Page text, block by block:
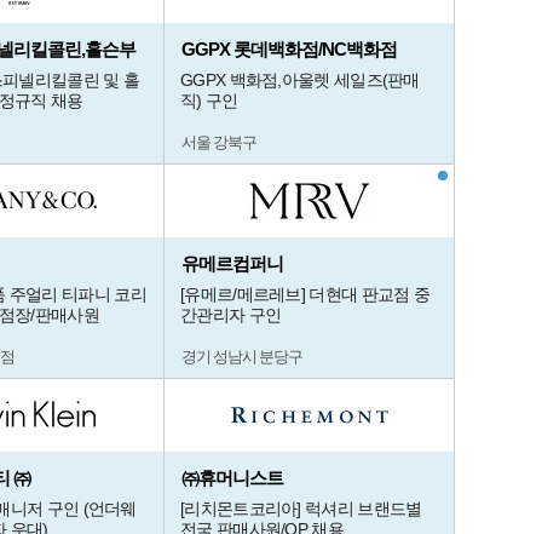
리킬콜린,홀슨부
넬리킬콜린 및 홀
규직 채용
GGPX 롯데백화점/NC백화점
GGPX 백화점,아울렛 세일즈(판매
직) 구인
서울 강북구
주얼리 티파니 코리
장/판매사원
유메르컴퍼니
[유메르/메르레브] 더현대 판교점 중
간관리자 구인
경기 성남시 분당구
㈜
니저 구인 (언더웨
우대)
㈜휴머니스트
[리치몬트코리아] 럭셔리 브랜드별
전국 판매사원/OP 채용